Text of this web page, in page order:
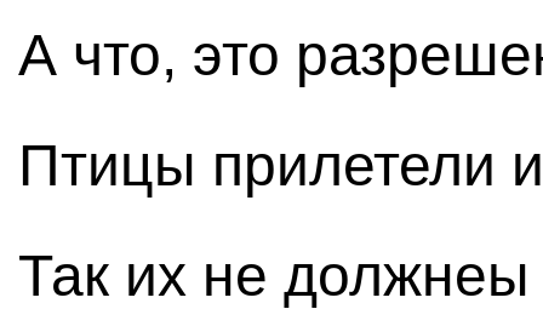
А что, это
Птицы прилетели
Так их не